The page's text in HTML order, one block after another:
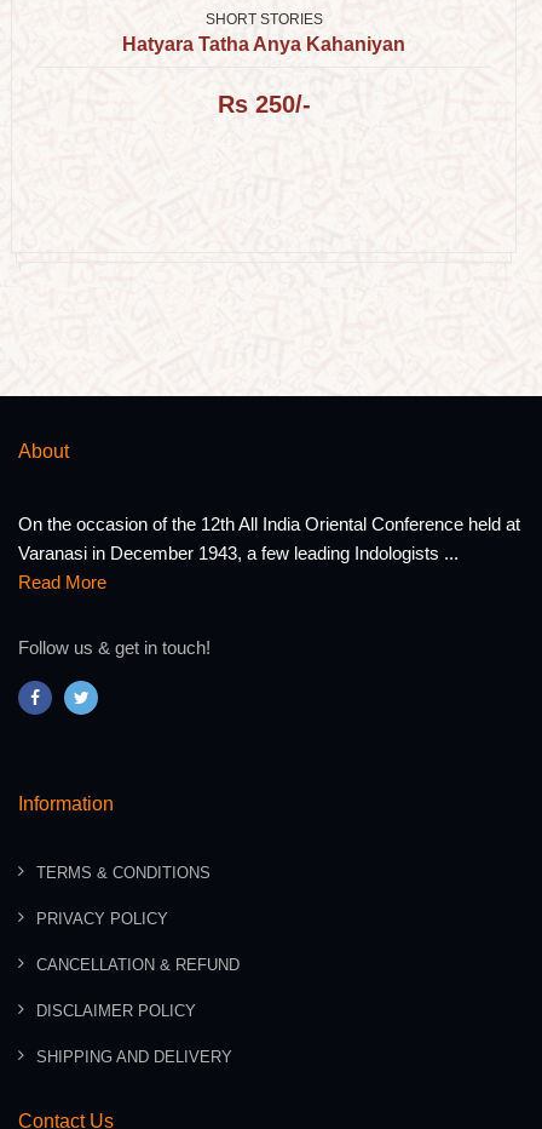
SHORT STORIES
Hatyara Tatha Anya Kahaniyan
Rs 250/-
About
On the occasion of the 12th All India Oriental Conference held at
Varanasi in December 1943, a few leading Indologists ...
Read More
Follow us & get in touch!
Information
TERMS & CONDITIONS
PRIVACY POLICY
CANCELLATION & REFUND
DISCLAIMER POLICY
SHIPPING AND DELIVERY
Contact Us